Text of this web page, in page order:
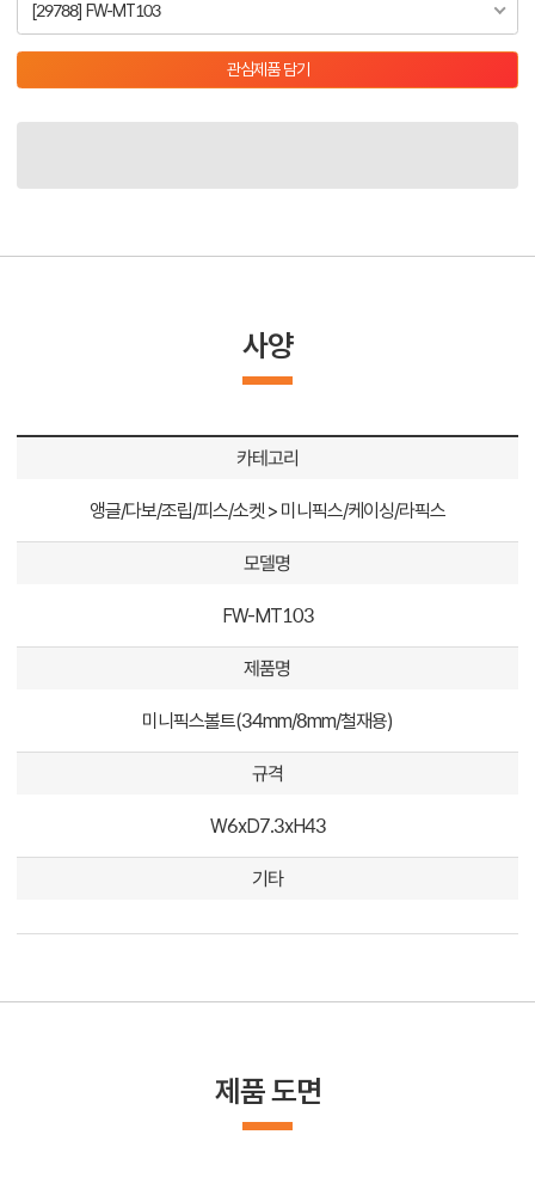
[29788] FW-MT103
관심제품 담기
사양
카테고리
앵글/다보/조립/피스/소켓 > 미니픽스/케이싱/라픽스
모델명
FW-MT103
제품명
미니픽스볼트(34mm/8mm/철재용)
규격
W6xD7.3xH43
기타
제품 도면